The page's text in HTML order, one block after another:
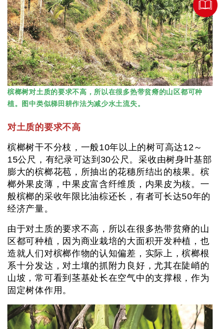
槟榔树对土质的要求不高，所以在很多热带贫瘠的山区都可种
植。图中类似梯田耕作法为减少水土流失。
对土质的要求不高
槟榔树干不分枝，一般10年以上的树可高达12～
15公尺，有纪录可达到30公尺。采收由树身叶基部
膨大的槟榔花苞，所抽出的花穗所结出的核果。槟
榔外果皮薄，中果皮富含纤维质，内果皮为核。一
般槟榔的采收年限比油棕还长，有者可长达50年的
经济产量。
由于对土质的要求不高，所以在很多热带贫瘠的山
区都可种植，因为商业栽培的大面积开发种植，也
造就人们对槟榔作物的认知偏差，实际上，槟榔根
系十分发达，对土壤的抓附力良好，尤其在陡峭的
山坡，常可看到茎基处长在空气中的支撑根，作为
固定树体作用。